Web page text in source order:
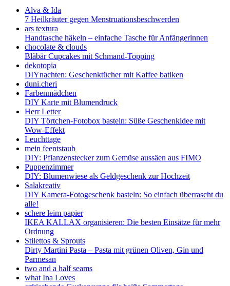
Alva & Ida
7 Heilkräuter gegen Menstruationsbeschwerden
ars textura
Handtasche häkeln – einfache Tasche für Anfängerinnen
chocolate & clouds
Blåbär Cupcakes mit Schmand-Topping
dekotopia
DIYnachten: Geschenktücher mit Kaffee batiken
duni.cheri
Farbenmädchen
DIY Karte mit Blumendruck
Herr Letter
DIY Törtchen-Fotobox basteln: Süße Geschenkidee mit
Wow-Effekt
Leuchttage
mein feentstaub
DIY: Pflanzenstecker zum Gemüse aussäen aus FIMO
Puppenzimmer
DIY: Blumenwiese als Geldgeschenk zur Hochzeit
Salakreativ
DIY Kamera-Fotogeschenk basteln: So einfach überrascht du
alle!
schere leim papier
IKEA KALLAX organisieren: Die besten Einsätze für mehr
Ordnung
Stilettos & Sprouts
Dirty Martini Pasta – Pasta mit grünen Oliven, Gin und
Parmesan
two and a half seams
what Ina Loves